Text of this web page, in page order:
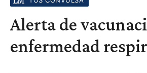
Alerta de
enfermedad